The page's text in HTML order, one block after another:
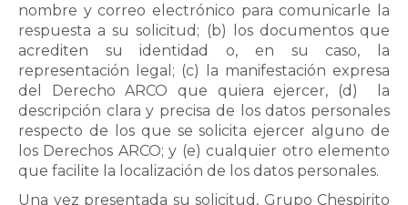
nombre y correo electrónico para comunicarle la
respuesta a su solicitud; (b) los documentos que
acrediten su identidad o, en su caso, la
representación legal; (c) la manifestación expresa
del Derecho ARCO que quiera ejercer, (d)
la
descripción clara y precisa de los datos personales
respecto de los que se solicita ejercer alguno de
los Derechos ARCO; y (e) cualquier otro elemento
que facilite la localización de los datos personales.
Una vez presentada su solicitud, Grupo Chespirito